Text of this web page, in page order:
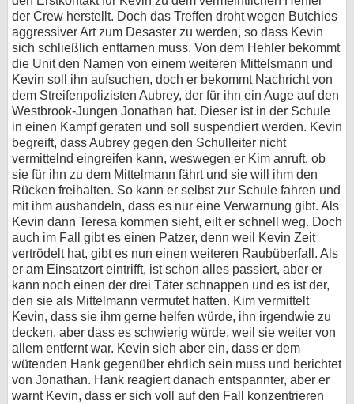
der Crew herstellt. Doch das Treffen droht wegen Butchies
aggressiver Art zum Desaster zu werden, so dass Kevin
sich schließlich enttarnen muss. Von dem Hehler bekommt
die Unit den Namen von einem weiteren Mittelsmann und
Kevin soll ihn aufsuchen, doch er bekommt Nachricht von
dem Streifenpolizisten Aubrey, der für ihn ein Auge auf den
Westbrook-Jungen Jonathan hat. Dieser ist in der Schule
in einen Kampf geraten und soll suspendiert werden. Kevin
begreift, dass Aubrey gegen den Schulleiter nicht
vermittelnd eingreifen kann, weswegen er Kim anruft, ob
sie für ihn zu dem Mittelmann fährt und sie will ihm den
Rücken freihalten. So kann er selbst zur Schule fahren und
mit ihm aushandeln, dass es nur eine Verwarnung gibt. Als
Kevin dann Teresa kommen sieht, eilt er schnell weg. Doch
auch im Fall gibt es einen Patzer, denn weil Kevin Zeit
vertrödelt hat, gibt es nun einen weiteren Raubüberfall. Als
er am Einsatzort eintrifft, ist schon alles passiert, aber er
kann noch einen der drei Täter schnappen und es ist der,
den sie als Mittelmann vermutet hatten. Kim vermittelt
Kevin, dass sie ihm gerne helfen würde, ihn irgendwie zu
decken, aber dass es schwierig würde, weil sie weiter von
allem entfernt war. Kevin sieh aber ein, dass er dem
wütenden Hank gegenüber ehrlich sein muss und berichtet
von Jonathan. Hank reagiert danach entspannter, aber er
warnt Kevin, dass er sich voll auf den Fall konzentrieren